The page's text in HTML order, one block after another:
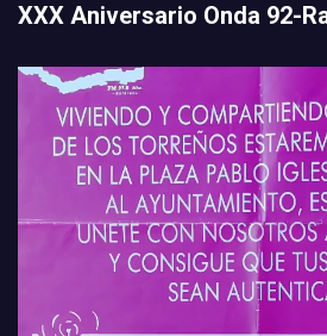
XXX Aniversario Onda 92-